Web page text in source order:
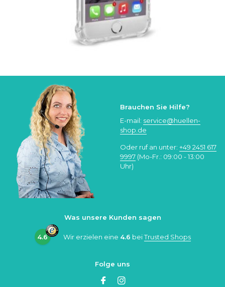
Brauchen Sie Hilfe?
E-mail: service@huellen-
shop.de
Oder ruf an unter: +49 2451 617
9997 (Mo-Fr.: 09:00 - 13:00
Uhr)
Was unsere Kunden sagen
4.6 Wir erzielen eine 4.6 beiTrusted Shops
Folge uns